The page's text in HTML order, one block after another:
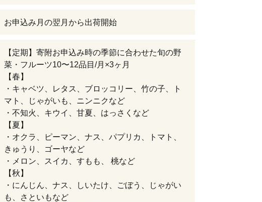
お申込み月の翌月から出荷開始
【定期】寄附お申込み時の季節に合わせた旬の野
菜・フルーツ10〜12品目/月×3ヶ月
【春】
・キャベツ、レタス、ブロッコリー、竹の子、ト
マト、じゃがいも、ニンニクなど
・不知火、キウイ、甘夏、はっさくなど
【夏】
・オクラ、ピーマン、ナス、パプリカ、トマト、
きゅうり、ゴーヤなど
・メロン、スイカ、すもも、 桃など
【秋】
・にんじん、ナス、しいたけ、ごぼう、じゃがい
も、さといもなど